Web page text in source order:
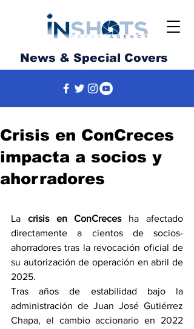
News & Special Covers
Crisis en ConCreces
impacta a socios y
ahorradores
La crisis en ConCreces ha afectado
directamente a cientos de socios-
ahorradores tras la revocación oficial de
su autorización de operación en abril de
2025.
Tras años de estabilidad bajo la
administración de Juan José Gutiérrez
Chapa, el cambio accionario en 2022